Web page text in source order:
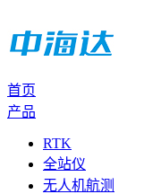
首页
产品
RTK
全站仪
无人机航测